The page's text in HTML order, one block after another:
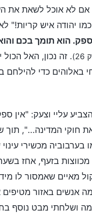
לא אוכל לשאת את
יהודה איש
ספק. הוא תומך בכם
. זה נכון, האל
באלוהים כדי להילחם
עליי וצעק: "אין
המדינה...", תוך
בערבוביה מכשירי
בזעף, אחז
מאיים שאמסור לו
אנשים באזור
מבט נוסף